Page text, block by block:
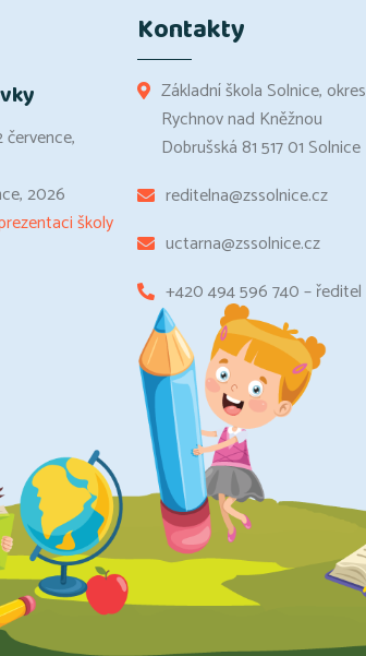
července,
2026
školy
Kontakty
Základní škola Solnice, okres
Rychnov nad Kněžnou
Dobrušská 81 517 01 Solnice
reditelna@zssolnice.cz
uctarna@zssolnice.cz
+420 494 596 740 – ředitel